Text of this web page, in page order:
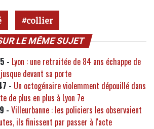
collier
LE MÊME SUJET
- Lyon : une retraitée de 84 ans échappe de
devant sa porte
- Un octogénaire violemment dépouillé dans
de plus en plus à Lyon 7e
- Villeurbanne : les policiers les observaient
ils finissent par passer à l'acte